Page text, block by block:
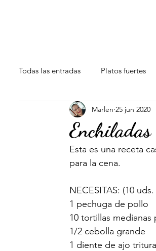
Todas las entradas Platos fuertes
Marlen 25 jun 2020
Esta es una receta
para la cena.
NECESITAS: (10
1 pechuga de pollo
10 tortillas medianas
1/2 cebolla grande
1 diente de ajo